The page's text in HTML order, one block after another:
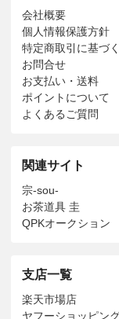
会社概要
個人情報保護方針
特定商取引に基づ
お問合せ
お支払い・送料
ポイントについて
よくあるご質問
関連サイト
宗-sou-
お茶道具 圭
QPKオークション
支店一覧
楽天市場店
ヤフーショッピン